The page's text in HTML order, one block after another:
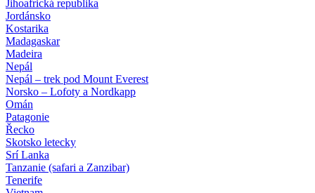
Jihoafrická republika
Jordánsko
Kostarika
Madagaskar
Madeira
Nepál
Nepál – trek pod Mount Everest
Norsko – Lofoty a Nordkapp
Omán
Patagonie
Řecko
Skotsko letecky
Srí Lanka
Tanzanie (safari a Zanzibar)
Tenerife